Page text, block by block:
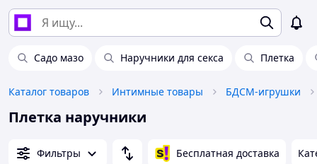
Садо мазо Наручники для секса Плетка
Каталог товаров Интимные товары БДСМ-игрушки
Плетка наручники
Фильтры Бесплатная доставка